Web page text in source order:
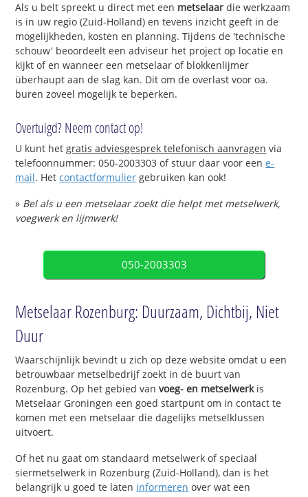
Als u belt spreekt u direct met een metselaar die werkzaam
is in uw regio (Zuid-Holland) en tevens inzicht geeft in de
mogelijkheden, kosten en planning. Tijdens de 'technische
schouw' beoordeelt een adviseur het project op locatie en
kijkt of en wanneer een metselaar of blokkenlijmer
überhaupt aan de slag kan. Dit om de overlast voor oa.
buren zoveel mogelijk te beperken.
Overtuigd? Neem contact op!
U kunt hetgratis adviesgesprek telefonisch aanvragen via
telefoonnummer: 050-2003303 of stuur daar voor eene-
mail. Hetcontactformulier gebruiken kan ook!
» Bel als u een metselaar zoekt die helpt met metselwerk,
voegwerk en lijmwerk!
050-2003303
Metselaar Rozenburg: Duurzaam, Dichtbij, Niet
Duur
Waarschijnlijk bevindt u zich op deze website omdat u een
betrouwbaar metselbedrijf zoekt in de buurt van
Rozenburg. Op het gebied van voeg- en metselwerkis
Metselaar Groningen een goed startpunt om in contact te
komen met een metselaar die dagelijks metselklussen
uitvoert.
Of het nu gaat om standaard metselwerk of speciaal
siermetselwerk in Rozenburg (Zuid-Holland), dan is het
belangrijk u goed te laten informeren over wat een